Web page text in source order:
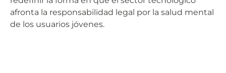
afronta la responsabilidad legal por la salud mental
de los usuarios jóvenes.